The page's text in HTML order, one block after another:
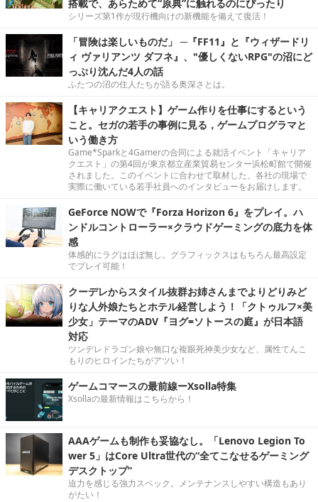
搭載で、あらためて“原典”に触れるのにぴったり
シリーズ第1作が現行機向けの新機能を備えて復活！
「冒険は楽しいものだ」 ─『FF11』と『ウィザードリ
ィ ヴァリアンツ ダフネ』、"優しくないRPG"の沼にど
っぷり沈んだ4人の話
ふたつの沼の住人たちが語る奥深さとは。
【キャリアクエスト】ゲーム作りを仕事にするという
こと。セガの若手の事例に見る，ゲームプログラマと
いう働き方
Game*Sparkと4Gamerの合同による就活イベント「キャリア
クエスト」の第4回が東京都立産業貿易センター浜松町館で開催
されました。このイベントに合わせて取材した、各社の現場で
実際に働いている若手社員へのインタビューをお届けします。
GeForce NOWで『Forza Horizon 6』をプレイ。ハ
ンドルコントローラー×クラウドゲーミングの底力を体
感
体感的にラグはほぼ無し。グラフィックスはもちろん最高設定
でプレイ可能！
クーデレからスタイル抜群お姉さんまでよりどりみど
りな人外娘たちとホテル経営しよう！「クトゥルフ×美
少女」テーマのADV『ヨグ=ソトースの庭』が日本語
対応
ツンデレドラゴン娘や無口な複眼死神美少女など、属性てんこ
もりのヒロインたちがアツい！
ゲームコマースの最前線ーXsolla特集
Xsollaの最新情報はこちらから！
AAAゲームも制作も妥協なし。「Lenovo Legion To
wer 5」はCore Ultra世代の“全てこなせるゲーミング
デスクトップ”
迫力を感じる強力スペック。メンテナンスしやすい構造もあり
がたい！